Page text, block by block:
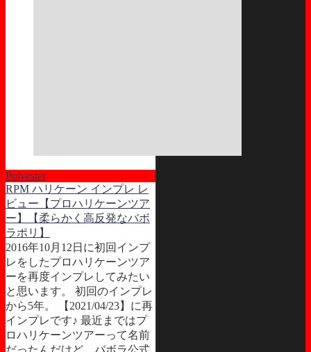
Polyester
RPM ハリケーン インプレ レ
ビュー【プロハリケーンツア
ー】【柔らかく高反発なバボ
ラポリ】
2016年10月12日に初回インプ
レをしたプロハリケーンツア
ーを再度インプレしてみたい
と思います。 初回のインプレ
から5年。 【2021/04/23】に再
インプレです♪ 最近まではプ
ロハリケーンツアーって名前
だったんだけど、バボラ公式